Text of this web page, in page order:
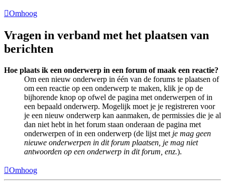
Omhoog
Vragen in verband met het plaatsen van
berichten
Hoe plaats ik een onderwerp in een forum of maak een reactie?
Om een nieuw onderwerp in één van de forums te plaatsen of
om een reactie op een onderwerp te maken, klik je op de
bijhorende knop op ofwel de pagina met onderwerpen of in
een bepaald onderwerp. Mogelijk moet je je registreren voor
je een nieuw onderwerp kan aanmaken, de permissies die je al
dan niet hebt in het forum staan onderaan de pagina met
onderwerpen of in een onderwerp (de lijst met je mag geen
nieuwe onderwerpen in dit forum plaatsen, je mag niet
antwoorden op een onderwerp in dit forum, enz.).
Omhoog